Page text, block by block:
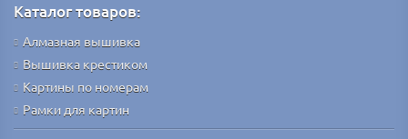
Каталог товаров:
Алмазная вышивка
Вышивка крестиком
Картины по номерам
Рамки для картин